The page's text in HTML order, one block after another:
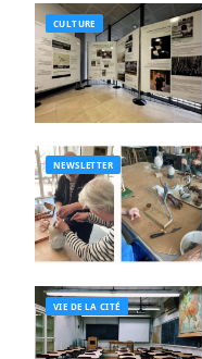
CULTURE
NEWSLETTER
VIE DE LA CITÉ